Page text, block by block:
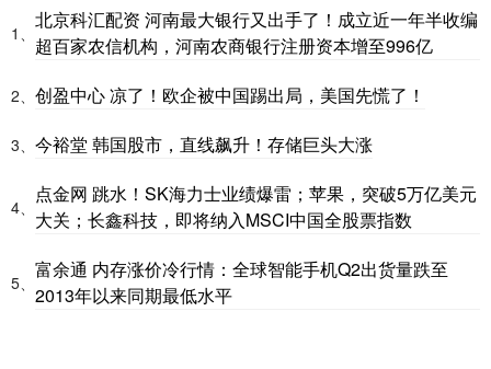
1、
北京科汇配资 河南最大银行又出手了！成立近一年半收编
超百家农信机构，河南农商银行注册资本增至996亿
2、 创盈中心 凉了！欧企被中国踢出局，美国先慌了！
3、 今裕堂 韩国股市，直线飙升！存储巨头大涨
4、
点金网 跳水！SK海力士业绩爆雷；苹果，突破5万亿美元
大关；长鑫科技，即将纳入MSCI中国全股票指数
5、
富余通 内存涨价冷行情：全球智能手机Q2出货量跌至
2013年以来同期最低水平